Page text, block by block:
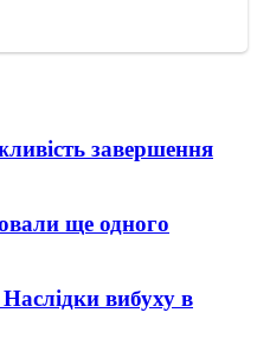
завершення
ще одного
вибуху в